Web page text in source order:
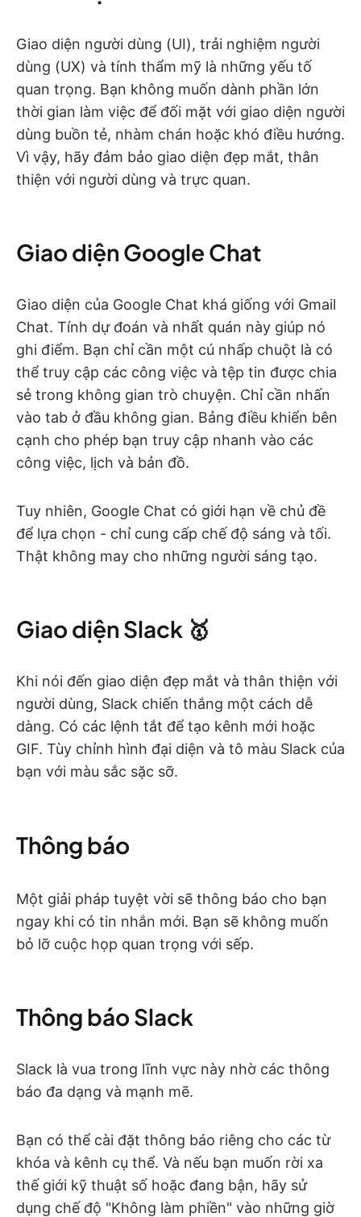
Giao diện người dùng (UI), trải nghiệm người
dùng (UX) và tính thẩm mỹ là những yếu tố
quan trọng. Bạn không muốn dành phần lớn
thời gian làm việc để đối mặt với giao diện người
dùng buồn tẻ, nhàm chán hoặc khó điều hướng.
Vì vậy, hãy đảm bảo giao diện đẹp mắt, thân
thiện với người dùng và trực quan.
Giao diện Google Chat
Giao diện của Google Chat khá giống với Gmail
Chat. Tính dự đoán và nhất quán này giúp nó
ghi điểm. Bạn chỉ cần một cú nhấp chuột là có
thể truy cập các công việc và tệp tin được chia
sẻ trong không gian trò chuyện. Chỉ cần nhấn
vào tab ở đầu không gian. Bảng điều khiển bên
cạnh cho phép bạn truy cập nhanh vào các
công việc, lịch và bản đồ.
Tuy nhiên, Google Chat có giới hạn về chủ đề
để lựa chọn - chỉ cung cấp chế độ sáng và tối.
Thật không may cho những người sáng tạo.
Giao diện Slack 🥇
Khi nói đến giao diện đẹp mắt và thân thiện với
người dùng, Slack chiến thắng một cách dễ
dàng. Có các lệnh tắt để tạo kênh mới hoặc
GIF. Tùy chỉnh hình đại diện và tô màu Slack của
bạn với màu sắc sặc sỡ.
Thông báo
Một giải pháp tuyệt vời sẽ thông báo cho bạn
ngay khi có tin nhắn mới. Bạn sẽ không muốn
bỏ lỡ cuộc họp quan trọng với sếp.
Thông báo Slack
Slack là vua trong lĩnh vực này nhờ các thông
báo đa dạng và mạnh mẽ.
Bạn có thể cài đặt thông báo riêng cho các từ
khóa và kênh cụ thể. Và nếu bạn muốn rời xa
thế giới kỹ thuật số hoặc đang bận, hãy sử
dụng chế độ "Không làm phiền" vào những giờ